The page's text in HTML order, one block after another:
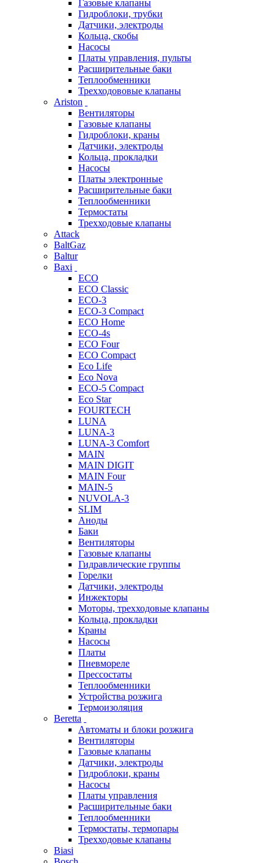
Газовые клапаны
Гидроблоки, трубки
Датчики, электроды
Кольца, скобы
Насосы
Платы управления, пульты
Расширительные баки
Теплообменники
Трехходововые клапаны
Ariston
Вентиляторы
Газовые клапаны
Гидроблоки, краны
Датчики, электроды
Кольца, прокладки
Насосы
Платы электронные
Расширительные баки
Теплообменники
Термостаты
Трехходовые клапаны
Attack
BaltGaz
Baltur
Baxi
ECO
ECO Classic
ECO-3
ECO-3 Compact
ECO Home
ECO-4s
ECO Four
ECO Compact
Eco Life
Eco Nova
ECO-5 Compact
Eco Star
FOURTECH
LUNA
LUNA-3
LUNA-3 Comfort
MAIN
MAIN DIGIT
MAIN Four
MAIN-5
NUVOLA-3
SLIM
Аноды
Баки
Вентиляторы
Газовые клапаны
Гидравлические группы
Горелки
Датчики, электроды
Инжекторы
Моторы, трехходовые клапаны
Кольца, прокладки
Краны
Насосы
Платы
Пневмореле
Прессостаты
Теплообменники
Устройства розжига
Термоизоляция
Beretta
Автоматы и блоки розжига
Вентиляторы
Газовые клапаны
Датчики, электроды
Гидроблоки, краны
Насосы
Платы управления
Расширительные баки
Теплообменники
Термостаты, термопары
Трехходовые клапаны
Biasi